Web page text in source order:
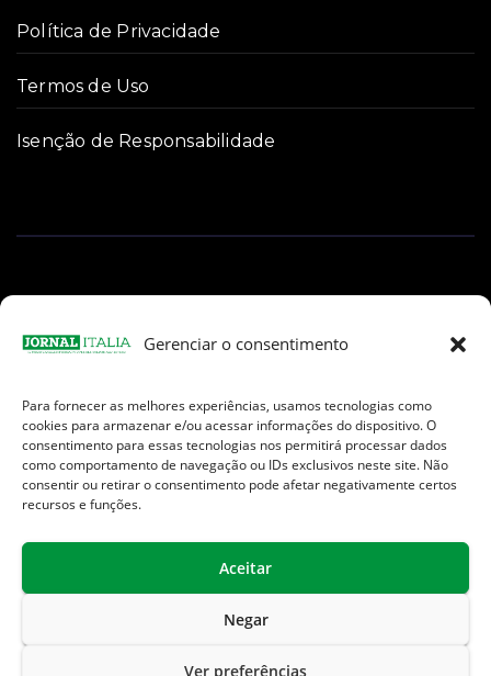
Gerenciar o consentimento
Para fornecer as melhores experiências, usamos tecnologias como
cookies para armazenar e/ou acessar informações do dispositivo. O
consentimento para essas tecnologias nos permitirá processar dados
como comportamento de navegação ou IDs exclusivos neste site. Não
consentir ou retirar o consentimento pode afetar negativamente certos
recursos e funções.
Aceitar
Negar
Ver preferências
Política de Privacidade
Termos de Uso
Isenção de Responsabilidade
Facebook
Instagram
TikTokYoutube
E-
mail
Jornal Italia é uma Marca registrada internacionalmente da We
Communication.